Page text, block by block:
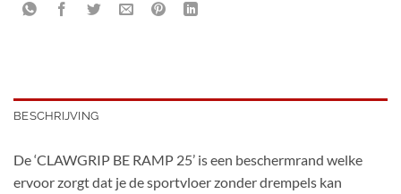
BESCHRIJVING
De ‘CLAWGRIP BE RAMP 25’ is een beschermrand welke
ervoor zorgt dat je de sportvloer zonder drempels kan